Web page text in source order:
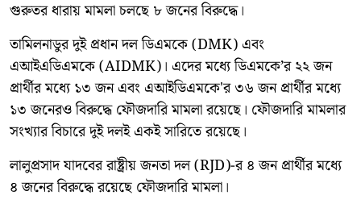
গুরুতর ধারায় মামলা চলছে ৮ জনের বিরুদ্ধে।
তামিলনাডুর দুই প্রধান দল ডিএমকে (DMK) এবং
এআইএডিএমকে (AIDMK)। এদের মধ্যে ডিএমকে’র ২২ জন
প্রার্থীর মধ্যে ১৩ জন এবং এআইডিএমকে'র ৩৬ জন প্রার্থীর মধ্যে
১৩ জনেরও বিরুদ্ধে ফৌজদারি মামলা রয়েছে। ফৌজদারি মামলার
সংখ্যার বিচারে দুই দলই একই সারিতে রয়েছে।
লালুপ্রসাদ যাদবের রাষ্ট্রীয় জনতা দল (RJD)-র ৪ জন প্রার্থীর মধ্যে
৪ জনের বিরুদ্ধে রয়েছে ফৌজদারি মামলা।